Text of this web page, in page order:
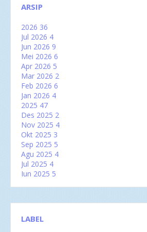
ARSIP
2026 36
Jul 2026 4
Jun 2026 9
Mei 2026 6
Apr 2026 5
Mar 2026 2
Feb 2026 6
Jan 2026 4
2025 47
Des 2025 2
Nov 2025 4
Okt 2025 3
Sep 2025 5
Agu 2025 4
Jul 2025 4
Jun 2025 5
Mar 20256
Jan 2025
LABEL